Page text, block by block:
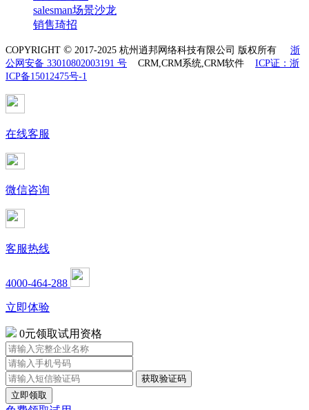
salesman场景沙龙
销售琦招
COPYRIGHT © 2017-2025 杭州逍邦网络科技有限公司 版权所有 浙
公网安备 33010802003191 号 CRM,CRM系统,CRM软件 ICP证：浙
ICP备15012475号-1
在线客服
微信咨询
客服热线
4000-464-288
立即体验
0元领取试用资格
立即领取